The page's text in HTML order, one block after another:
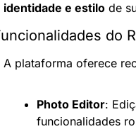
identidade e estilo de
do
A plataforma oferece
Photo Editor:
funcionalidades